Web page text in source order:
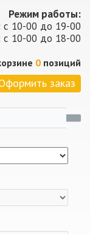
Режим работы:
с 10-00 до 19-00
с 10-00 до 18-00
0 позиций
заказ